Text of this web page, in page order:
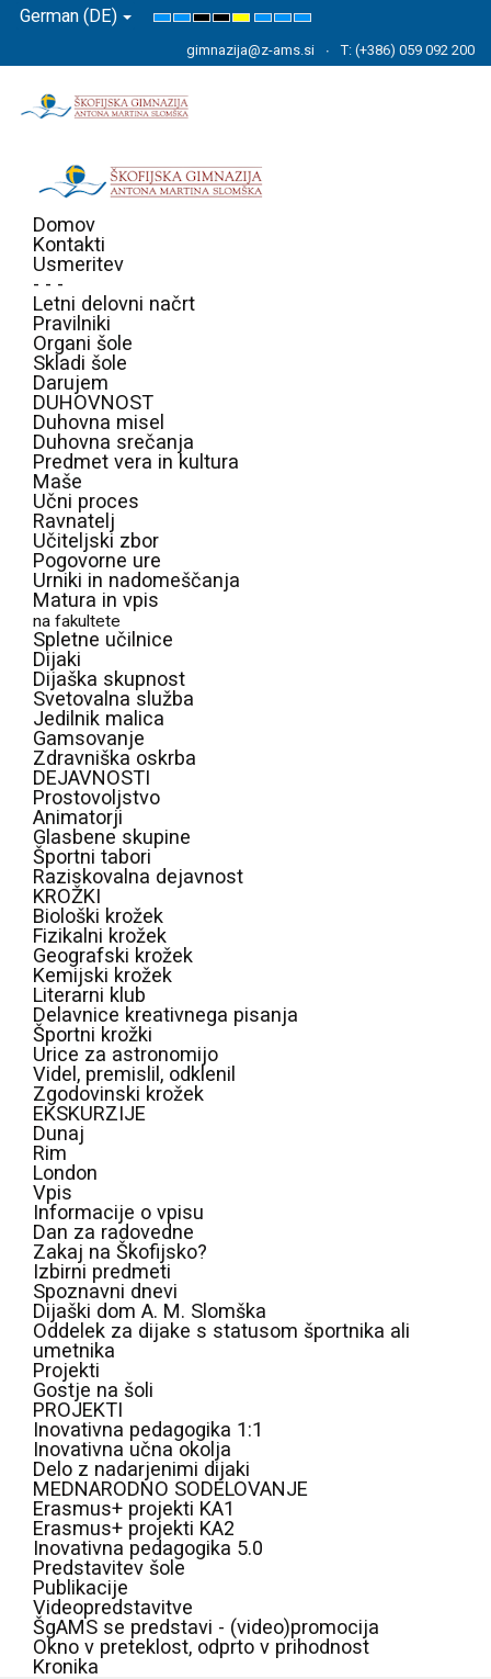
German (DE)
Default
mode
Night
mode
High
Contrast
Black
High
Contrast
Black
High
Contrast
Yellow
Set
Smaller
Font
Set
Default
Font
Set
Larger
Font
gimnazija@z-ams.si T: (+386) 059 092 200
Domov
Kontakti
Usmeritev
- - -
Letni delovni načrt
Pravilniki
Organi šole
Skladi šole
Darujem
DUHOVNOST
Duhovna misel
Duhovna srečanja
Predmet vera in kultura
Maše
Učni proces
Ravnatelj
Učiteljski zbor
Pogovorne ure
Urniki in nadomeščanja
Matura in vpis
na fakultete
Spletne učilnice
Dijaki
Dijaška skupnost
Svetovalna služba
Jedilnik malica
Gamsovanje
Zdravniška oskrba
DEJAVNOSTI
Prostovoljstvo
Animatorji
Glasbene skupine
Športni tabori
Raziskovalna dejavnost
KROŽKI
Biološki krožek
Fizikalni krožek
Geografski krožek
Kemijski krožek
Literarni klub
Delavnice kreativnega pisanja
Športni krožki
Urice za astronomijo
Videl, premislil, odklenil
Zgodovinski krožek
EKSKURZIJE
Dunaj
Rim
London
Vpis
Informacije o vpisu
Dan za radovedne
Zakaj na Škofijsko?
Izbirni predmeti
Spoznavni dnevi
Dijaški dom A. M. Slomška
Oddelek za dijake s statusom športnika ali
umetnika
Projekti
Gostje na šoli
PROJEKTI
Inovativna pedagogika 1:1
Inovativna učna okolja
Delo z nadarjenimi dijaki
MEDNARODNO SODELOVANJE
Erasmus+ projekti KA1
Erasmus+ projekti KA2
Inovativna pedagogika 5.0
Predstavitev šole
Publikacije
Videopredstavitve
ŠgAMS se predstavi - (video)promocija
Okno v preteklost, odprto v prihodnost
Kronika